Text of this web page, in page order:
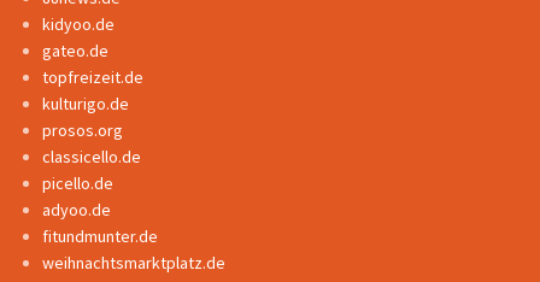
kidyoo.de
gateo.de
topfreizeit.de
kulturigo.de
prosos.org
classicello.de
picello.de
adyoo.de
fitundmunter.de
weihnachtsmarktplatz.de